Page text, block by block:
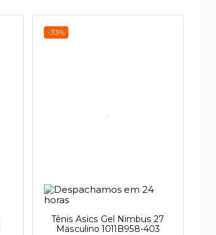
-33%
Tênis Asics Gel Nimbus 27
Masculino 1011B958-403